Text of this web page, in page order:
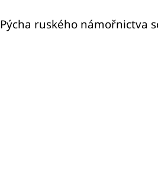
Pýcha ruského námořnictva